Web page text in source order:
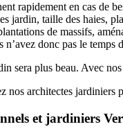
rapidement en cas de
jardin, taille des
de massifs,
donc pas le
sera plus beau. Avec
nos architectes
et jardiniers